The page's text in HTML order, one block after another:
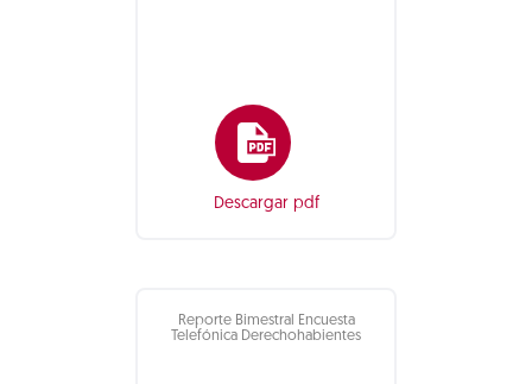
Descargar pdf
Reporte Bimestral Encuesta
Telefónica Derechohabientes